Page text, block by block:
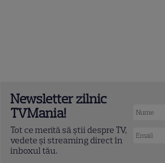
Newsletter zilnic
TVMania!
Tot ce merită să știi despre TV,
vedete și streaming direct în
inboxul tău.